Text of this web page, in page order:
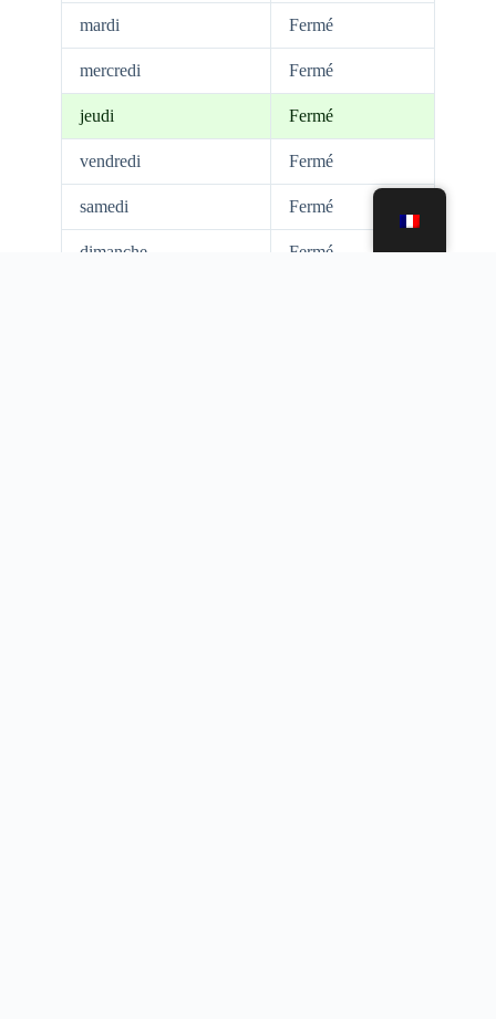
mardi Fermé
mercredi Fermé
jeudi Fermé
vendredi Fermé
samedi Fermé
dimanche Fermé